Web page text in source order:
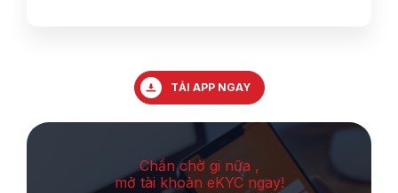
TẢI APP NGAY
Chần chờ gi nữa ,
mở tài khoản eKYC ngay!